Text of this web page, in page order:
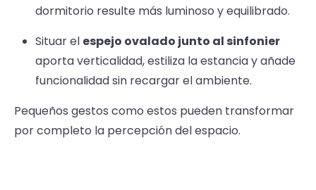
dormitorio resulte más luminoso y equilibrado.
Situar el espejo ovalado junto al sinfonier
aporta verticalidad, estiliza la estancia y añade
funcionalidad sin recargar el ambiente.
Pequeños gestos como estos pueden transformar
por completo la percepción del espacio.